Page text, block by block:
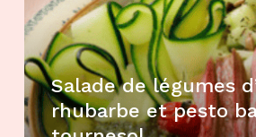
Salade de légumes
rhubarbe et pesto